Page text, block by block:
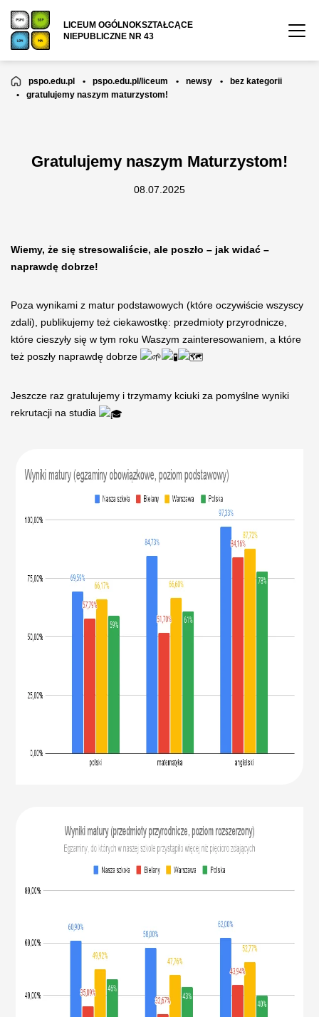
LICEUM OGÓLNOKSZTAŁCĄCE
NIEPUBLICZNE NR 43
pspo.edu.pl • pspo.edu.pl/liceum • newsy •
bez kategorii
•
gratulujemy naszym maturzystom!
Gratulujemy naszym Maturzystom!
08.07.2025
Wiemy, że się stresowaliście, ale poszło – jak widać –
naprawdę dobrze!
Poza wynikami z matur podstawowych (które oczywiście wszyscy
zdali), publikujemy też ciekawostkę: przedmioty przyrodnicze,
które cieszyły się w tym roku Waszym zainteresowaniem, a które
też poszły naprawdę dobrze
Jeszcze raz gratulujemy i trzymamy kciuki za pomyślne wyniki
rekrutacji na studia